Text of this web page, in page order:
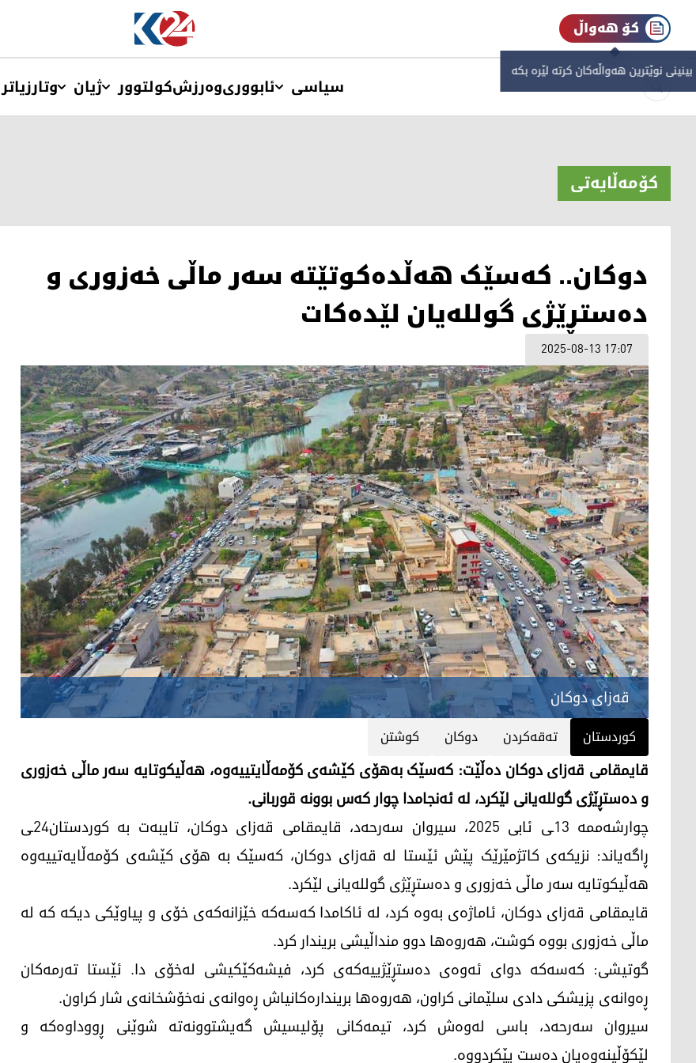
کۆ هەواڵ
نوێترین هەواڵەکان کرتە لێرە بکە
سیاسی ئابووریوەرزشکولتوور ژیان وتارزیاتر
کۆمەڵایەتی
دوکان.. کەسێک هەڵدەکوتێتە سەر ماڵی خەزوری و
دەستڕێژی گوللەیان لێدەکات
2025-08-13 17:07
قەزای دوکان
کوردستان تەقەکردن دوکان کوشتن
قایمقامی قەزای دوکان دەڵێت: کەسێک بەهۆی کێشەی کۆمەڵایتییەوە، هەڵیکوتایە سەر ماڵی خەزوری
و دەستڕێژی گوللەیانی لێکرد، لە ئەنجامدا چوار کەس بوونە قوربانی.
چوارشەممە 13ـی ئابی 2025، سیروان سەرحەد، قایمقامی قەزای دوکان، تایبەت بە کوردستان24ـی
ڕاگەیاند: نزیکەی کاتژمێرێک پێش ئێستا لە قەزای دوکان، کەسێک بە هۆی کێشەی کۆمەڵایەتییەوە
هەڵیکوتایە سەر ماڵی خەزوری و دەستڕێژی گوللەیانی لێکرد.
قایمقامی قەزای دوکان، ئاماژەی بەوە کرد، لە ئاکامدا کەسەکە خێزانەکەی خۆی و پیاوێکی دیکە کە لە
ماڵی خەزوری بووە کوشت، هەروەها دوو منداڵیشی بریندار کرد.
گوتیشی: کەسەکە دوای ئەوەی دەستڕێژییەکەی کرد، فیشەکێکیشی لەخۆی دا. ئێستا تەرمەکان
ڕەوانەی پزیشکی دادی سلێمانی کراون، هەروەها بریندارەکانیاش ڕەوانەی نەخۆشخانەی شار کراون.
سیروان سەرحەد، باسی لەوەش کرد، تیمەکانی پۆلیسیش گەیشتوونەتە شوێنی ڕووداوەکە و
لێکۆڵینەوەیان دەست پێکردووە.